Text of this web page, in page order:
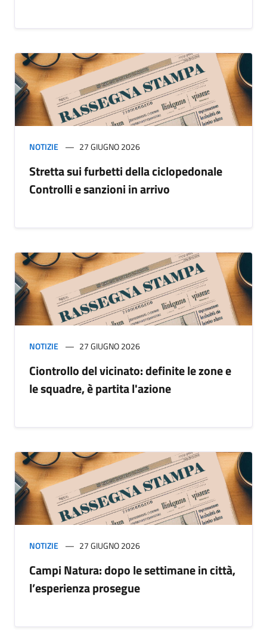
NOTIZIE 27 GIUGNO 2026
Stretta sui furbetti della ciclopedonale
Controlli e sanzioni in arrivo
NOTIZIE 27 GIUGNO 2026
Ciontrollo del vicinato: definite le zone e
le squadre, è partita l'azione
NOTIZIE 27 GIUGNO 2026
Campi Natura: dopo le settimane in città,
l’esperienza prosegue